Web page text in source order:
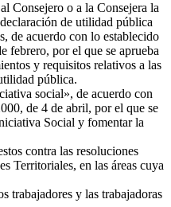
Consejero o a la Consejera la
de utilidad pública
de acuerdo con lo establecido
febrero, por el que se aprueba
y requisitos relativos a las
pública.
social», de acuerdo con
de 4 de abril, por el que se
Social y fomentar la
contra las resoluciones
Territoriales, en las áreas cuya
trabajadores y las trabajadoras